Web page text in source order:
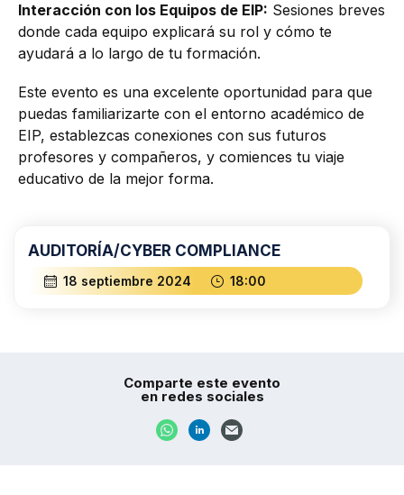
Interacción con los Equipos de EIP: Sesiones breves
donde cada equipo explicará su rol y cómo te
ayudará a lo largo de tu formación.
Este evento es una excelente oportunidad para que
puedas familiarizarte con el entorno académico de
EIP, establezcas conexiones con sus futuros
profesores y compañeros, y comiences tu viaje
educativo de la mejor forma.
AUDITORÍA/CYBER COMPLIANCE
18 septiembre 2024 18:00
Comparte este evento
en redes sociales